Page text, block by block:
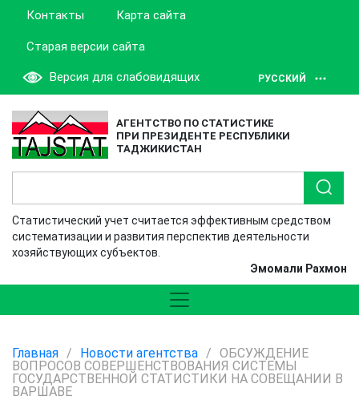
Контакты Карта сайта
Старая версии сайта
Версия для слабовидящих РУССКИЙ
АГЕНТСТВО ПО СТАТИСТИКЕ
ПРИ ПРЕЗИДЕНТЕ РЕСПУБЛИКИ
ТАДЖИКИСТАН
Статистический учет считается эффективным средством
систематизации и развития перспектив деятельности
хозяйствующих субъектов.
Эмомали Рахмон
Главная / Новости агентства / ОБСУЖДЕНИЕ
ВОПРОСОВ СОВЕРШЕНСТВОВАНИЯ СИСТЕМЫ
ГОСУДАРСТВЕННОЙ СТАТИСТИКИ НА СОВЕЩАНИИ В
ВАРШАВЕ